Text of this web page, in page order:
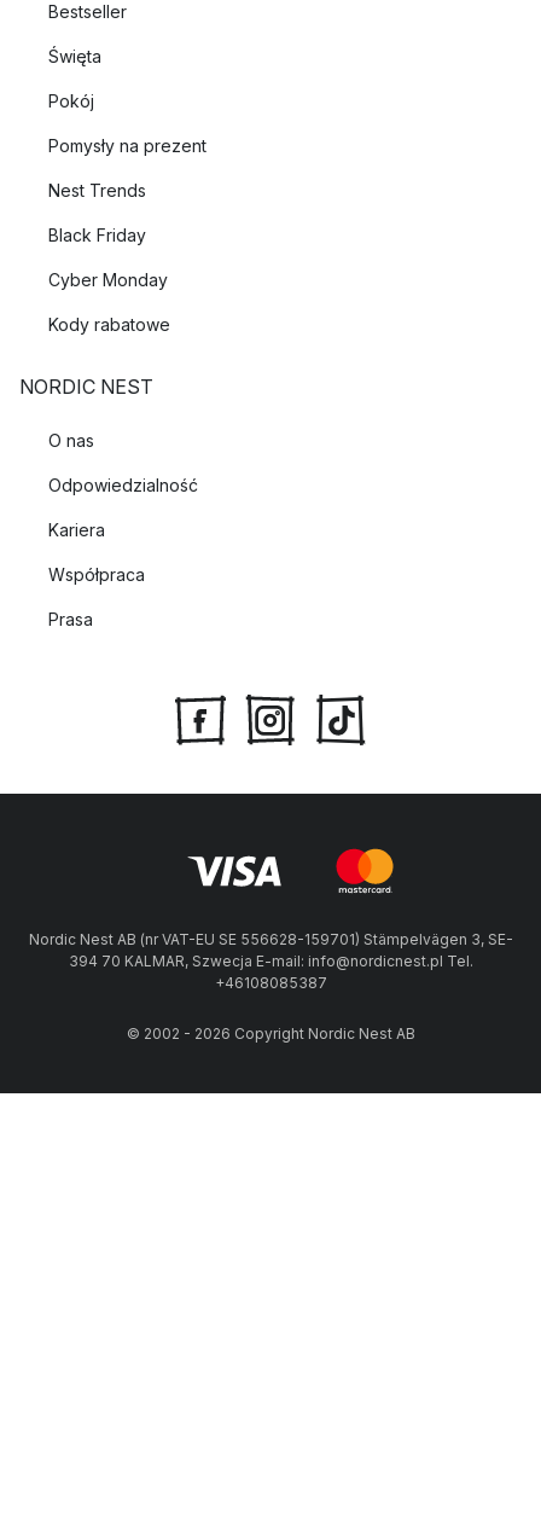
Bestseller
Święta
Pokój
Pomysły na prezent
Nest Trends
Black Friday
Cyber Monday
Kody rabatowe
NORDIC NEST
O nas
Odpowiedzialność
Kariera
Współpraca
Prasa
Nordic Nest AB (nr VAT-EU SE 556628-159701) Stämpelvägen 3, SE-
394 70 KALMAR, Szwecja E-mail: info@nordicnest.pl Tel.
+46108085387
© 2002 - 2026 Copyright Nordic Nest AB